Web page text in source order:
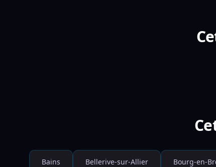
Bains Bellerive-sur-Allier Bourg-en-